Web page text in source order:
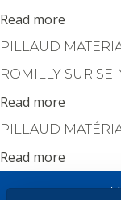
Read more
PILLAUD
ROMILLY SUR
Read more
PILLAUD
Read more
Le Groupe – old